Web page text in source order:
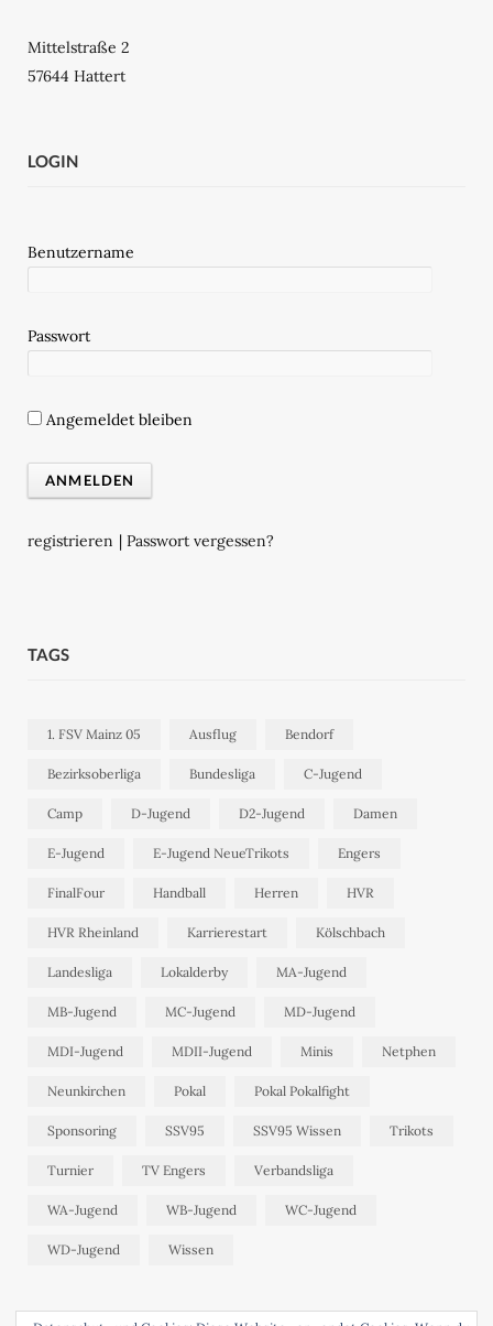
Mittelstraße 2
57644 Hattert
LOGIN
Benutzername
Passwort
Angemeldet bleiben
registrieren | Passwort vergessen?
TAGS
1. FSV Mainz 05 Ausflug Bendorf
Bezirksoberliga Bundesliga C-Jugend
Camp D-Jugend D2-Jugend Damen
E-Jugend E-Jugend NeueTrikots Engers
FinalFour Handball Herren HVR
HVR Rheinland Karrierestart Kölschbach
Landesliga Lokalderby MA-Jugend
MB-Jugend MC-Jugend MD-Jugend
MDI-Jugend MDII-Jugend Minis Netphen
Neunkirchen Pokal Pokal Pokalfight
Sponsoring SSV95 SSV95 Wissen Trikots
Turnier TV Engers Verbandsliga
WA-Jugend WB-Jugend WC-Jugend
WD-Jugend Wissen